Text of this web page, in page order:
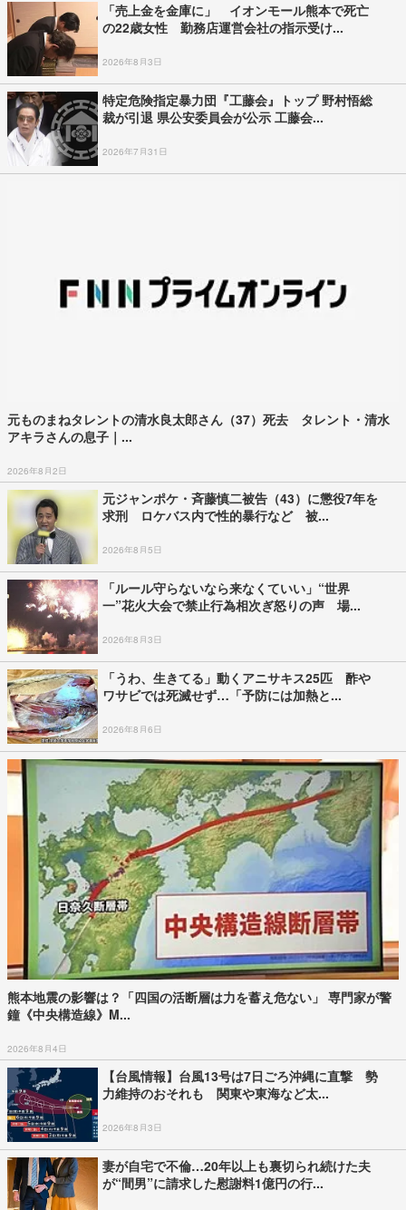
「売上金を金庫に」 イオンモール熊本で死亡
の22歳女性 勤務店運営会社の指示受け...
2026年8月3日
特定危険指定暴力団『工藤会』トップ 野村悟総
裁が引退 県公安委員会が公示 工藤会...
2026年7月31日
元ものまねタレントの清水良太郎さん（37）死去 タレント・清水
アキラさんの息子｜...
2026年8月2日
元ジャンポケ・斉藤慎二被告（43）に懲役7年を
求刑 ロケバス内で性的暴行など 被...
2026年8月5日
「ルール守らないなら来なくていい」“世界
一”花火大会で禁止行為相次ぎ怒りの声 場...
2026年8月3日
「うわ、生きてる」動くアニサキス25匹 酢や
ワサビでは死滅せず…「予防には加熱と...
2026年8月6日
熊本地震の影響は？「四国の活断層は力を蓄え危ない」 専門家が警
鐘《中央構造線》M...
2026年8月4日
【台風情報】台風13号は7日ごろ沖縄に直撃 勢
力維持のおそれも 関東や東海など太...
2026年8月3日
妻が自宅で不倫…20年以上も裏切られ続けた夫
が“間男”に請求した慰謝料1億円の行...